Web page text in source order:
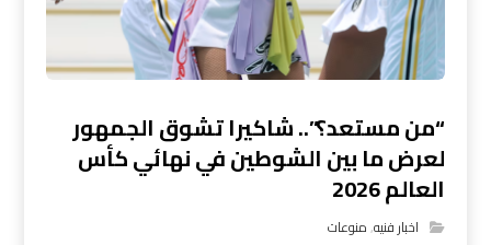
“من مستعد؟”.. شاكيرا تشوق الجمهور
لعرض ما بين الشوطين في نهائي كأس
العالم 2026
اخبار فنيه,منوعات